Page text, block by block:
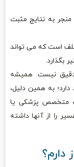
منجر به نتایج مثبت
است که می تواند
بگذارد.
نیست. همیشه
به همین دلیل،
متخصص پزشکی یا
را از آنها داشته
دارم؟